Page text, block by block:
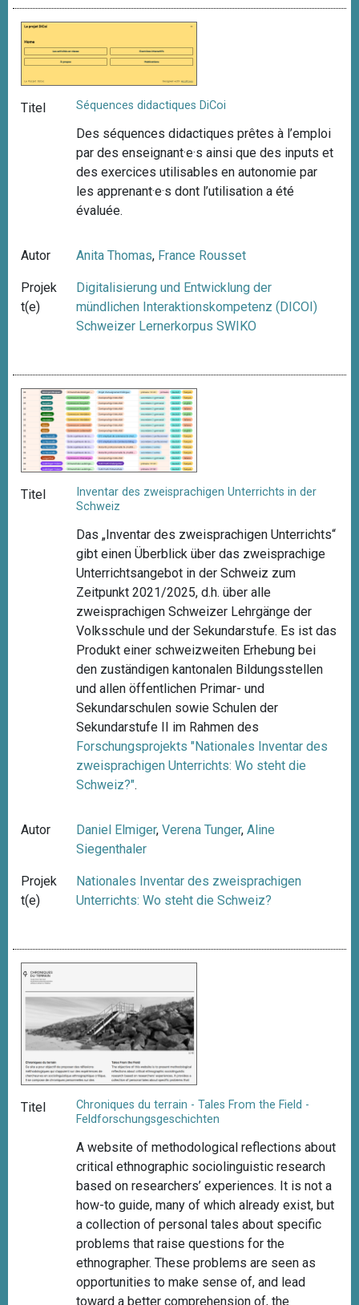
Titel Séquences didactiques DiCoi
Des séquences didactiques prêtes à l’emploi
par des enseignant·e·s ainsi que des inputs et
des exercices utilisables en autonomie par
les apprenant·e·s dont l’utilisation a été
évaluée.
Autor Anita Thomas, France Rousset
Projek
t(e)
Digitalisierung und Entwicklung der
mündlichen Interaktionskompetenz (DICOI)
Schweizer Lernerkorpus SWIKO
Titel
Inventar des zweisprachigen Unterrichts in der
Schweiz
Das „Inventar des zweisprachigen Unterrichts“
gibt einen Überblick über das zweisprachige
Unterrichtsangebot in der Schweiz zum
Zeitpunkt 2021/2025, d.h. über alle
zweisprachigen Schweizer Lehrgänge der
Volksschule und der Sekundarstufe. Es ist das
Produkt einer schweizweiten Erhebung bei
den zuständigen kantonalen Bildungsstellen
und allen öffentlichen Primar- und
Sekundarschulen sowie Schulen der
Sekundarstufe II im Rahmen des
Forschungsprojekts "Nationales Inventar des
zweisprachigen Unterrichts: Wo steht die
Schweiz?".
Autor Daniel Elmiger,Verena Tunger,Aline
Siegenthaler
Projek
t(e)
Nationales Inventar des zweisprachigen
Unterrichts: Wo steht die Schweiz?
Titel
Chroniques du terrain - Tales From the Field -
Feldforschungsgeschichten
A website of methodological reflections about
critical ethnographic sociolinguistic research
based on researchers’ experiences. It is not a
how-to guide, many of which already exist, but
a collection of personal tales about specific
problems that raise questions for the
ethnographer. These problems are seen as
opportunities to make sense of, and lead
toward a better comprehension of, the